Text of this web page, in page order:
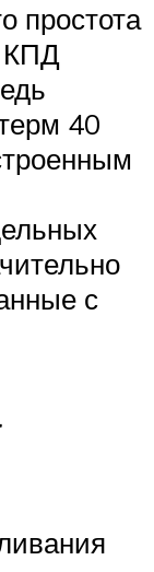
простота
КПД
40
с